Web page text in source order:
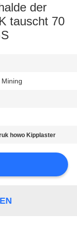
der
tauscht 70
howo Kipplaster